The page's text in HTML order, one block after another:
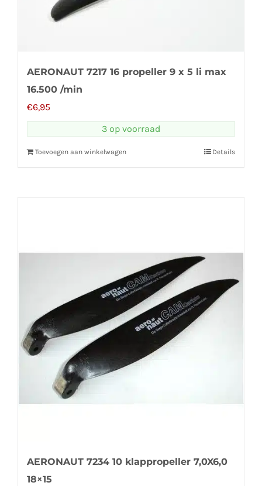
AERONAUT 7217 16 propeller 9 x 5 li max
16.500 /min
€6,95
3 op voorraad
Toevoegen aan winkelwagen Details
AERONAUT 7234 10 klappropeller 7,0X6,0
18×15